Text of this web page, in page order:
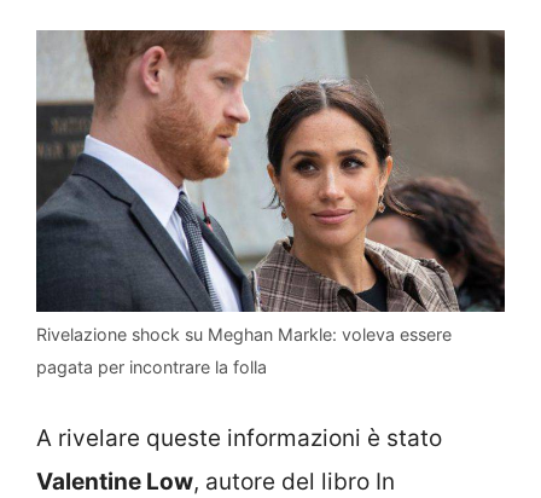
Rivelazione shock su Meghan Markle: voleva essere
pagata per incontrare la folla
A rivelare queste informazioni è stato
Valentine Low, autore del libro In